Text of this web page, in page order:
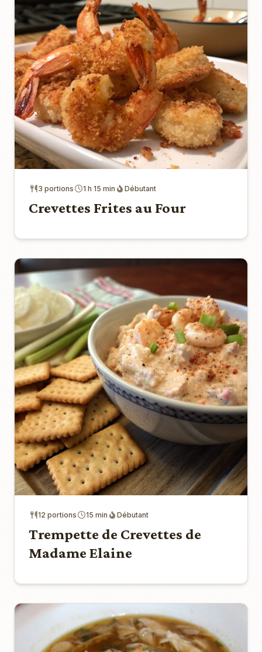
3 portions 1 h 15 min Débutant
Crevettes Frites au Four
12 portions 15 min Débutant
Trempette de Crevettes de
Madame Elaine